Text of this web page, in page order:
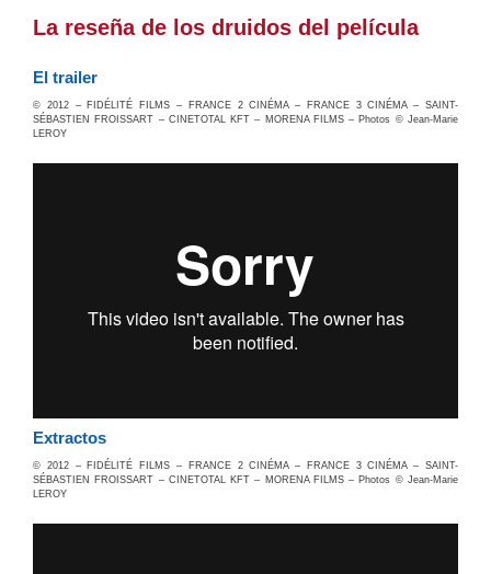
La reseña de los druidos del película
El trailer
© 2012 – FIDÉLITÉ FILMS – FRANCE 2 CINÉMA – FRANCE 3 CINÉMA – SAINT-
SÉBASTIEN FROISSART – CINETOTAL KFT – MORENA FILMS – Photos © Jean-Marie
LEROY
Extractos
© 2012 – FIDÉLITÉ FILMS – FRANCE 2 CINÉMA – FRANCE 3 CINÉMA – SAINT-
SÉBASTIEN FROISSART – CINETOTAL KFT – MORENA FILMS – Photos © Jean-Marie
LEROY